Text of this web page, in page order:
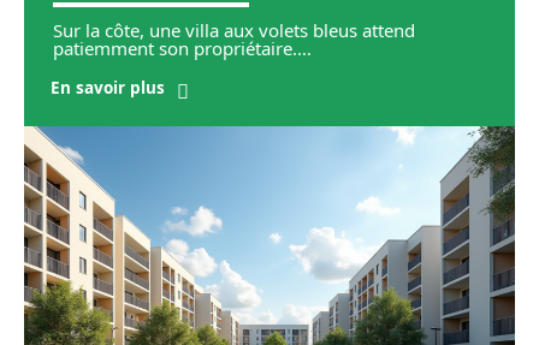
Sur la côte, une villa aux volets bleus attend
patiemment son propriétaire.…
En savoir plus